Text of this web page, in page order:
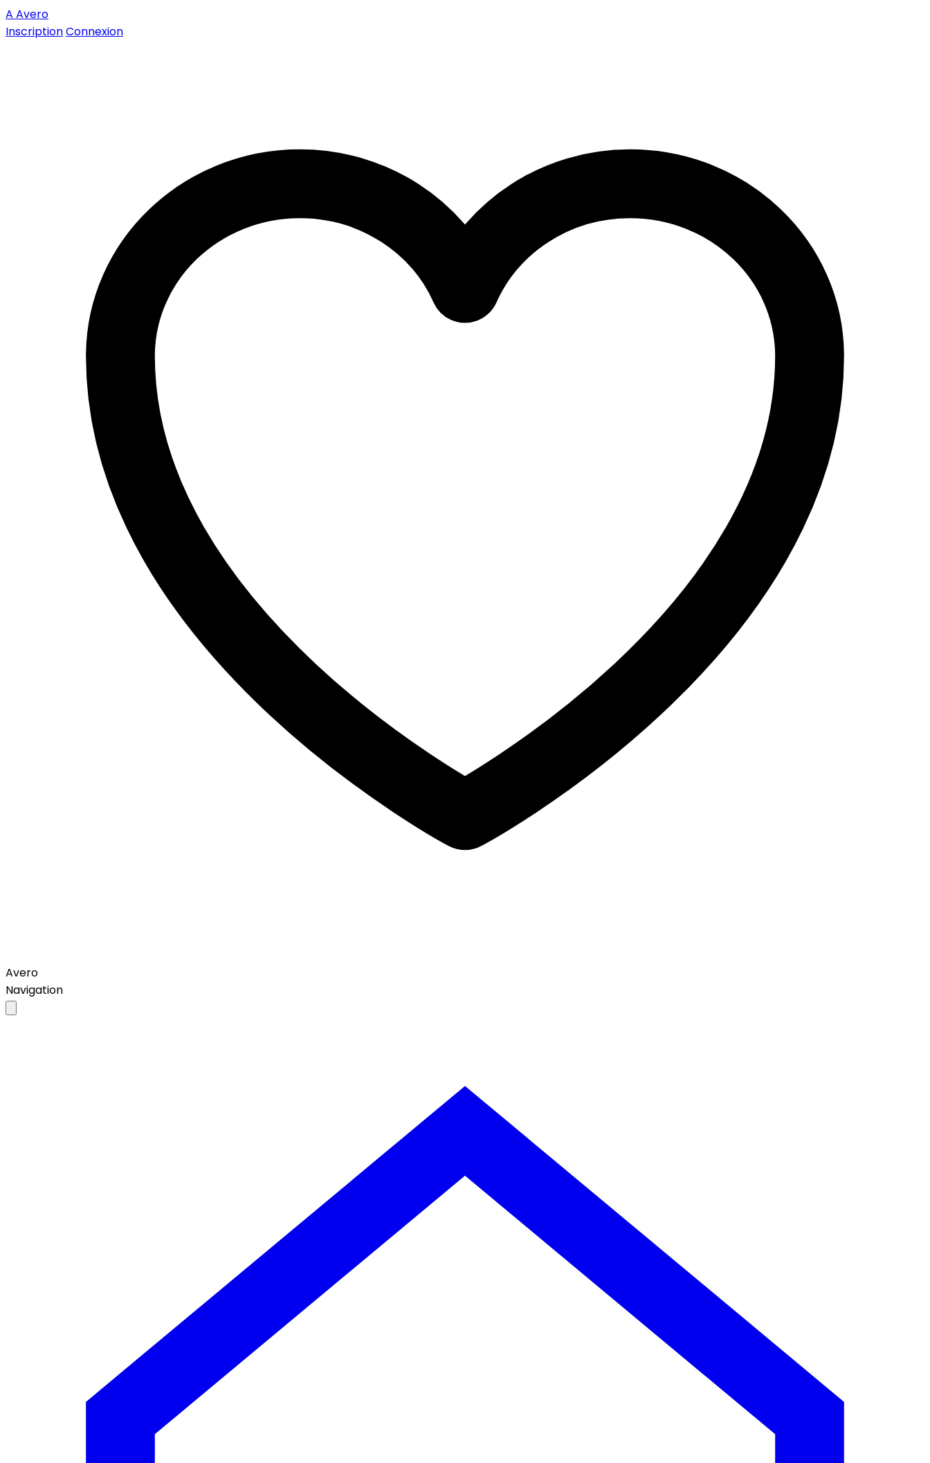
A Avero
InscriptionConnexion
Avero
Navigation